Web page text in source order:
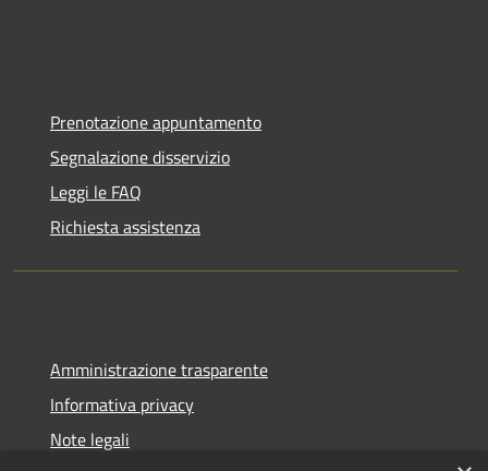
Prenotazione appuntamento
Segnalazione disservizio
Leggi le FAQ
Richiesta assistenza
Amministrazione trasparente
Informativa privacy
Note legali